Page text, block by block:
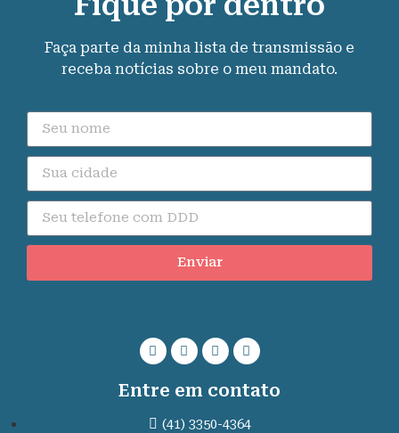
Faça parte da minha lista de transmissão e
receba notícias sobre o meu mandato.
Enviar
Entre em contato
(41) 3350-4364